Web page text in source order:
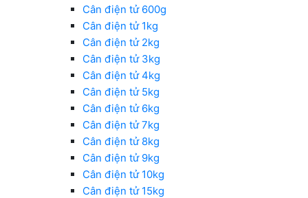
Cân điện tử 600g
Cân điện tử 1kg
Cân điện tử 2kg
Cân điện tử 3kg
Cân điện tử 4kg
Cân điện tử 5kg
Cân điện tử 6kg
Cân điện tử 7kg
Cân điện tử 8kg
Cân điện tử 9kg
Cân điện tử 10kg
Cân điện tử 15kg